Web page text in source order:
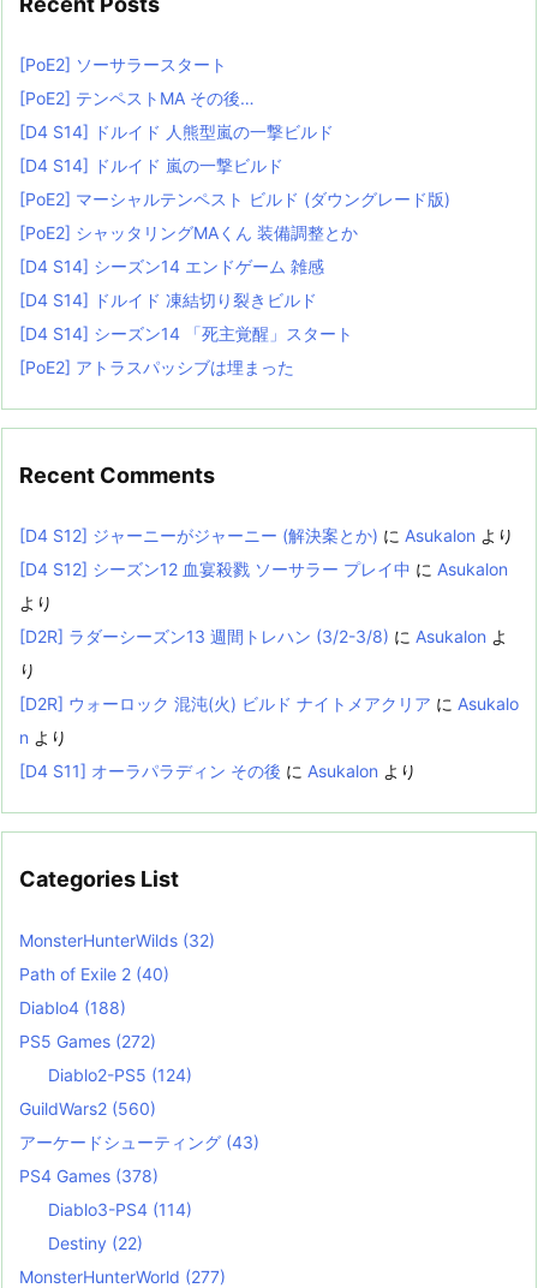
[PoE2] ソーサラースタート
[PoE2] テンペストMA その後…
[D4 S14] ドルイド 人熊型嵐の一撃ビルド
[D4 S14] ドルイド 嵐の一撃ビルド
[PoE2] マーシャルテンペスト ビルド (ダウングレード版)
[PoE2] シャッタリングMAくん 装備調整とか
[D4 S14] シーズン14 エンドゲーム 雑感
[D4 S14] ドルイド 凍結切り裂きビルド
[D4 S14] シーズン14 「死主覚醒」スタート
[PoE2] アトラスパッシブは埋まった
Recent Comments
[D4 S12] ジャーニーがジャーニー (解決案とか) に Asukalon より
[D4 S12] シーズン12 血宴殺戮 ソーサラー プレイ中 に Asukalon
より
[D2R] ラダーシーズン13 週間トレハン (3/2-3/8) に Asukalon よ
り
[D2R] ウォーロック 混沌(火) ビルド ナイトメアクリア に Asukalo
n より
[D4 S11] オーラパラディン その後 に Asukalon より
Categories List
MonsterHunterWilds (32)
Path of Exile 2 (40)
Diablo4 (188)
PS5 Games (272)
Diablo2-PS5 (124)
GuildWars2 (560)
アーケードシューティング (43)
PS4 Games (378)
Diablo3-PS4 (114)
Destiny (22)
MonsterHunterWorld (277)